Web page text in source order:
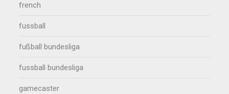
french
fussball
fußball bundesliga
fussball bundesliga
gamecaster